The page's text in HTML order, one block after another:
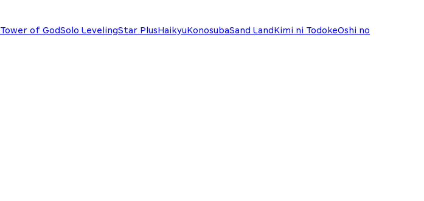
Tower of GodSolo LevelingStar PlusHaikyuKonosubaSand LandKimi ni TodokeOshi no